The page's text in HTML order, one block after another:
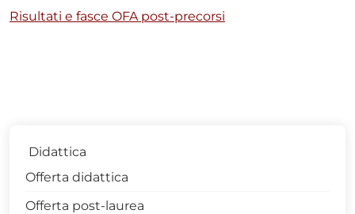
Risultati e fasce OFA post-precorsi
Didattica
Offerta didattica
Offerta post-laurea